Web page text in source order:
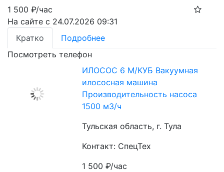
1 500 ₽/час
На сайте с 24.07.2026 09:31
Кратко
Подробнее
Посмотреть телефон
ИЛОСОС 6 М/КУБ Вакуумная
илососная машина
Производительность насоса
1500 м3/ч
Тульская область, г. Тула
Контакт: СпецТех
1 500₽/час